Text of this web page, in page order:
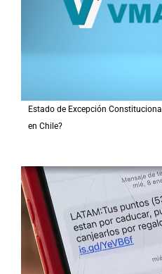
Estado de Excepción
en Chile?